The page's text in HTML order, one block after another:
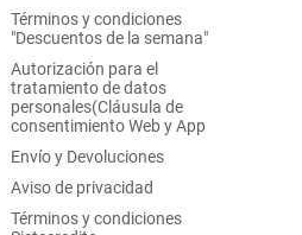
Términos y condiciones
"Descuentos de la semana"
Autorización para el
tratamiento de datos
personales(Cláusula de
consentimiento Web y App
Envío y Devoluciones
Aviso de privacidad
Términos y condiciones